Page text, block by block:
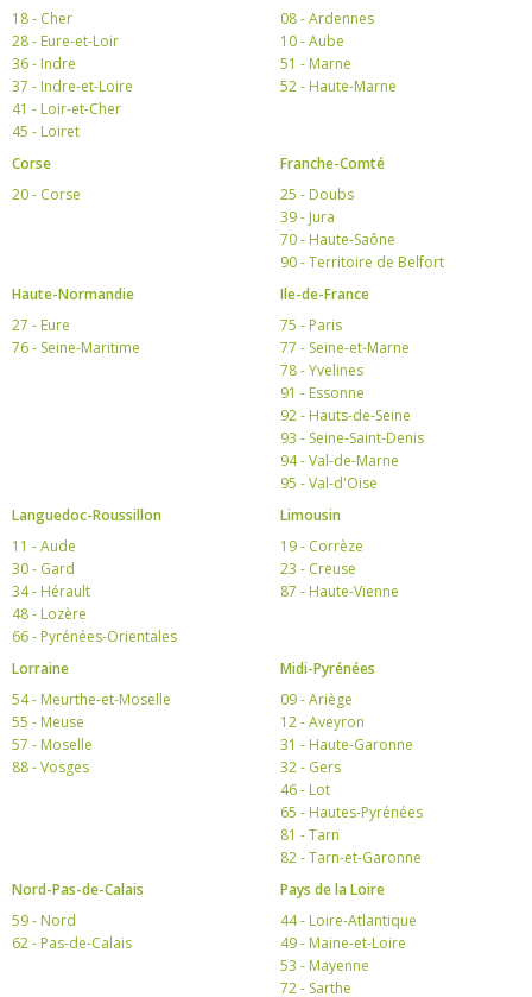
18 - Cher
28 - Eure-et-Loir
36 - Indre
37 - Indre-et-Loire
41 - Loir-et-Cher
45 - Loiret
08 - Ardennes
10 - Aube
51 - Marne
52 - Haute-Marne
Corse
20 - Corse
Franche-Comté
25 - Doubs
39 - Jura
70 - Haute-Saône
90 - Territoire de Belfort
Haute-Normandie
27 - Eure
76 - Seine-Maritime
Ile-de-France
75 - Paris
77 - Seine-et-Marne
78 - Yvelines
91 - Essonne
92 - Hauts-de-Seine
93 - Seine-Saint-Denis
94 - Val-de-Marne
95 - Val-d'Oise
Languedoc-Roussillon
11 - Aude
30 - Gard
34 - Hérault
48 - Lozère
66 - Pyrénées-Orientales
Limousin
19 - Corrèze
23 - Creuse
87 - Haute-Vienne
Lorraine
54 - Meurthe-et-Moselle
55 - Meuse
57 - Moselle
88 - Vosges
Midi-Pyrénées
09 - Ariège
12 - Aveyron
31 - Haute-Garonne
32 - Gers
46 - Lot
65 - Hautes-Pyrénées
81 - Tarn
82 - Tarn-et-Garonne
Nord-Pas-de-Calais
59 - Nord
62 - Pas-de-Calais
Pays de la Loire
44 - Loire-Atlantique
49 - Maine-et-Loire
53 - Mayenne
72 - Sarthe